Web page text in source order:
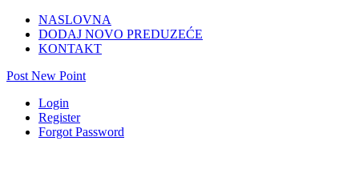
NASLOVNA
DODAJ NOVO PREDUZEĆE
KONTAKT
Post New Point
Login
Register
Forgot Password